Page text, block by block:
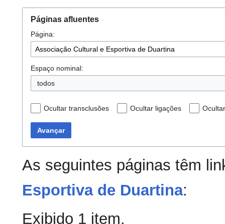
Páginas afluentes
Página:
Espaço nominal:
todos
Ocultar transclusões Ocultar ligações
Avançar
As seguintes páginas têm
Esportiva de Duartina:
Exibido 1 item.